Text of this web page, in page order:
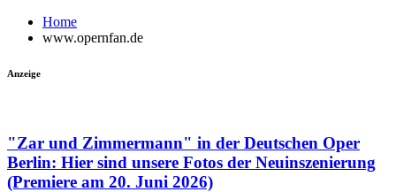
Home
www.opernfan.de
Anzeige
"Zar und Zimmermann" in der Deutschen Oper
Berlin: Hier sind unsere Fotos der Neuinszenierung
(Premiere am 20. Juni 2026)